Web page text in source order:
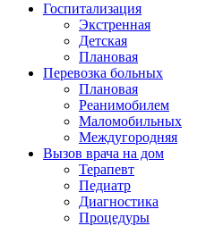
Госпитализация
Экстренная
Детская
Плановая
Перевозка больных
Плановая
Реанимобилем
Маломобильных
Междугородняя
Вызов врача на дом
Терапевт
Педиатр
Диагностика
Процедуры